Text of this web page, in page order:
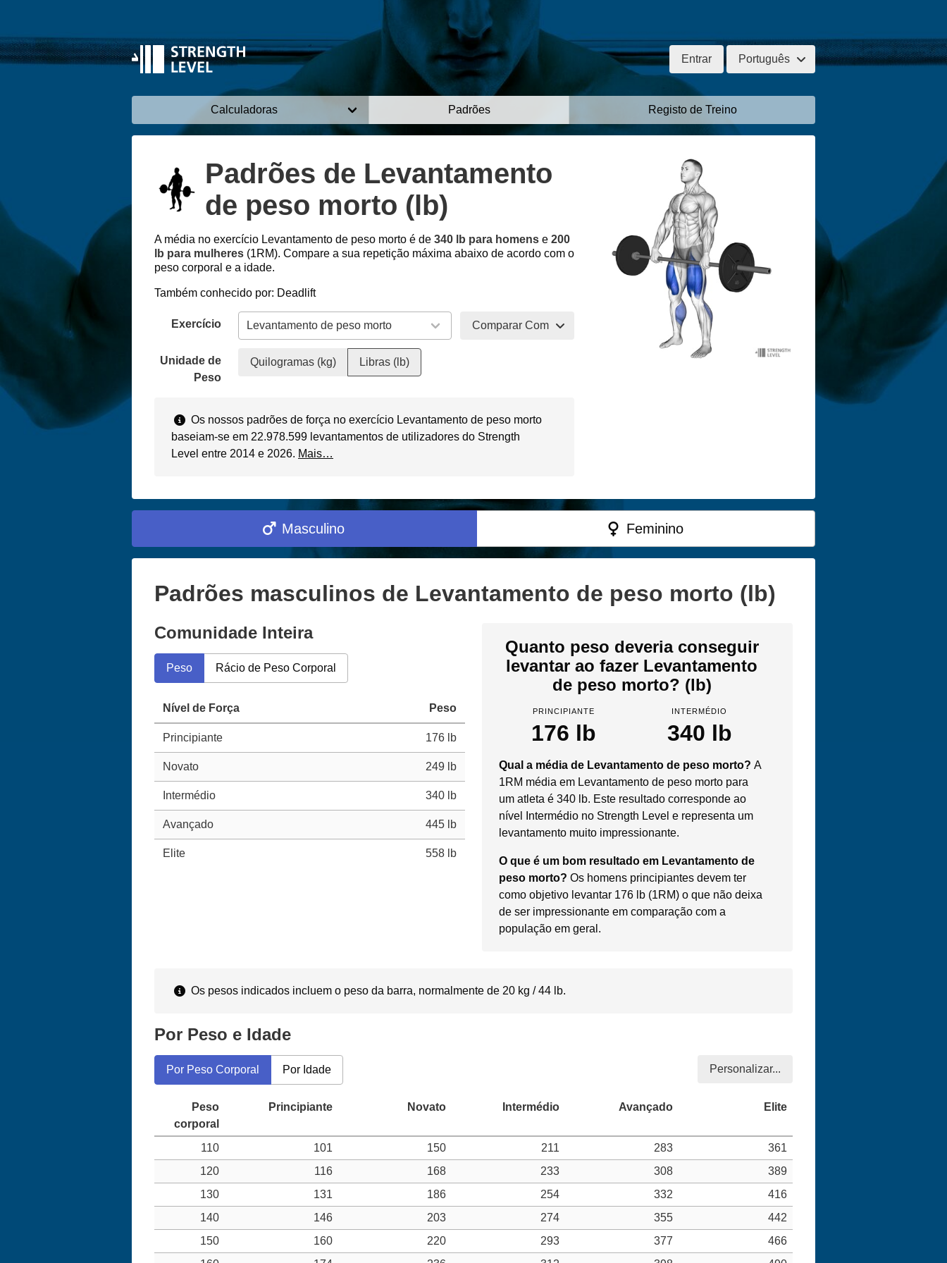
Entrar Português
Calculadoras Padrões Registo de Treino
Padrões de Levantamento
de peso morto (lb)
A média no exercício Levantamento de peso morto é de 340 lb para homens e 200
lb para mulheres (1RM). Compare a sua repetição máxima abaixo de acordo com o
peso corporal e a idade.
Também conhecido por: Deadlift
Exercício Comparar Com
Unidade de
Peso
Quilogramas (kg) Libras (lb)
Os nossos padrões de força no exercício Levantamento de peso morto
baseiam-se em 22.978.599 levantamentos de utilizadores do Strength
Level entre 2014 e 2026. Mais…
Masculino Feminino
Padrões masculinos de Levantamento de peso morto (lb)
Comunidade Inteira
Peso Rácio de Peso Corporal
Nível de Força Peso
Principiante 176 lb
Novato 249 lb
Intermédio 340 lb
Avançado 445 lb
Elite 558 lb
Quanto peso deveria conseguir
levantar ao fazer Levantamento
de peso morto? (lb)
PRINCIPIANTE
176 lb
INTERMÉDIO
340 lb
Qual a média de Levantamento de peso morto? A
1RM média em Levantamento de peso morto para
um atleta é 340 lb. Este resultado corresponde ao
nível Intermédio no Strength Level e representa um
levantamento muito impressionante.
O que é um bom resultado em Levantamento de
peso morto? Os homens principiantes devem ter
como objetivo levantar 176 lb (1RM) o que não deixa
de ser impressionante em comparação com a
população em geral.
Os pesos indicados incluem o peso da barra, normalmente de 20 kg / 44 lb.
Por Peso e Idade
Por Peso Corporal Por Idade Personalizar...
110 101 150 211 283
361
120
116 168 233 308
389
130
131 186 254 332
416
140
146 203 274 355
442
150
160 220 293 377
466